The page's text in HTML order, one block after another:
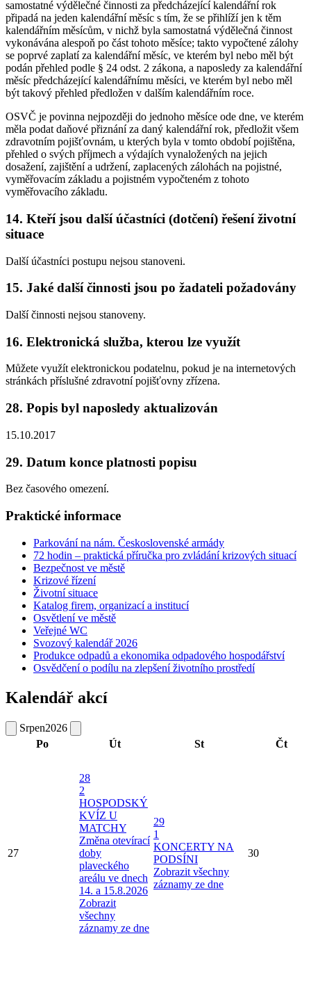
samostatné výdělečné činnosti za předcházející kalendářní rok
připadá na jeden kalendářní měsíc s tím, že se přihlíží jen k těm
kalendářním měsícům, v nichž byla samostatná výdělečná činnost
vykonávána alespoň po část tohoto měsíce; takto vypočtené zálohy
se poprvé zaplatí za kalendářní měsíc, ve kterém byl nebo měl být
podán přehled podle § 24 odst. 2 zákona, a naposledy za kalendářní
měsíc předcházející kalendářnímu měsíci, ve kterém byl nebo měl
být takový přehled předložen v dalším kalendářním roce.
OSVČ je povinna nejpozději do jednoho měsíce ode dne, ve kterém
měla podat daňové přiznání za daný kalendářní rok, předložit všem
zdravotním pojišťovnám, u kterých byla v tomto období pojištěna,
přehled o svých příjmech a výdajích vynaložených na jejich
dosažení, zajištění a udržení, zaplacených zálohách na pojistné,
vyměřovacím základu a pojistném vypočteném z tohoto
vyměřovacího základu.
14. Kteří jsou další účastníci (dotčení) řešení životní
situace
Další účastníci postupu nejsou stanoveni.
15. Jaké další činnosti jsou po žadateli požadovány
Další činnosti nejsou stanoveny.
16. Elektronická služba, kterou lze využít
Můžete využít elektronickou podatelnu, pokud je na internetových
stránkách příslušné zdravotní pojišťovny zřízena.
28. Popis byl naposledy aktualizován
15.10.2017
29. Datum konce platnosti popisu
Bez časového omezení.
Praktické informace
Parkování na nám. Československé armády
72 hodin – praktická příručka pro zvládání krizových situací
Bezpečnost ve městě
Krizové řízení
Životní situace
Katalog firem, organizací a institucí
Osvětlení ve městě
Veřejné WC
Svozový kalendář 2026
Produkce odpadů a ekonomika odpadového hospodářství
Osvědčení o podílu na zlepšení životního prostředí
Kalendář akcí
Srpen2026
Po
Út St Čt
27
28
2
HOSPODSKÝ
KVÍZ U
MATCHY
Změna otevírací
doby
plaveckého
areálu ve dnech
14. a 15.8.2026
Zobrazit
všechny
záznamy ze dne
29
1
KONCERTY NA
PODSÍNI
Zobrazit všechny
záznamy ze dne
30